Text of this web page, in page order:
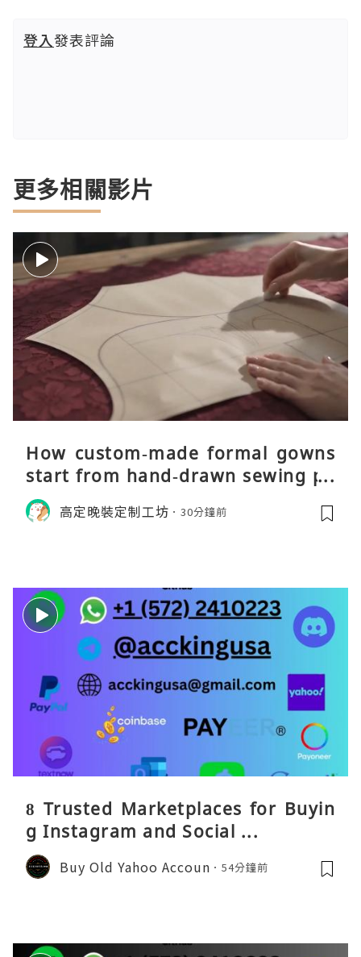
登入發表評論
更多相關影片
How custom‑made formal gowns
start from hand‑drawn sewing pa
tterns
高定晚裝定制工坊 30分鐘前
8 Trusted Marketplaces for Buyin
g Instagram and Social ...
Buy Old Yahoo Accoun 54分鐘前